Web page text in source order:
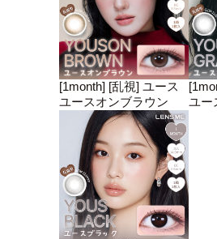
[1month] [乱視] ユース
ユースオンブラウン
ユー